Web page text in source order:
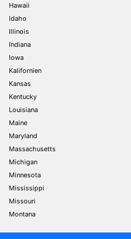
Hawaii
Idaho
Illinois
Indiana
Iowa
Kalifornien
Kansas
Kentucky
Louisiana
Maine
Maryland
Massachusetts
Michigan
Minnesota
Mississippi
Missouri
Montana